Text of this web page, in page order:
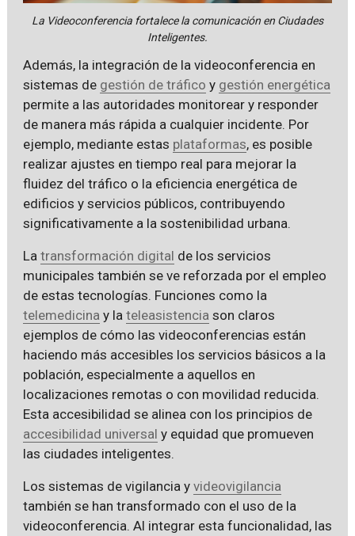
La Videoconferencia fortalece la comunicación en Ciudades
Inteligentes.
Además, la integración de la videoconferencia en
sistemas de gestión de tráfico y gestión energética
permite a las autoridades monitorear y responder
de manera más rápida a cualquier incidente. Por
ejemplo, mediante estas plataformas, es posible
realizar ajustes en tiempo real para mejorar la
fluidez del tráfico o la eficiencia energética de
edificios y servicios públicos, contribuyendo
significativamente a la sostenibilidad urbana.
La transformación digital de los servicios
municipales también se ve reforzada por el empleo
de estas tecnologías. Funciones como la
telemedicina y la teleasistencia son claros
ejemplos de cómo las videoconferencias están
haciendo más accesibles los servicios básicos a la
población, especialmente a aquellos en
localizaciones remotas o con movilidad reducida.
Esta accesibilidad se alinea con los principios de
accesibilidad universal y equidad que promueven
las ciudades inteligentes.
Los sistemas de vigilancia y videovigilancia
también se han transformado con el uso de la
videoconferencia. Al integrar esta funcionalidad, las